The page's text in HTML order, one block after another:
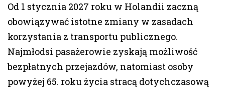
Od 1 stycznia 2027 roku w Holandii zaczną
obowiązywać istotne zmiany w zasadach
korzystania z transportu publicznego.
Najmłodsi pasażerowie zyskają możliwość
bezpłatnych przejazdów, natomiast osoby
powyżej 65. roku życia stracą dotychczasową